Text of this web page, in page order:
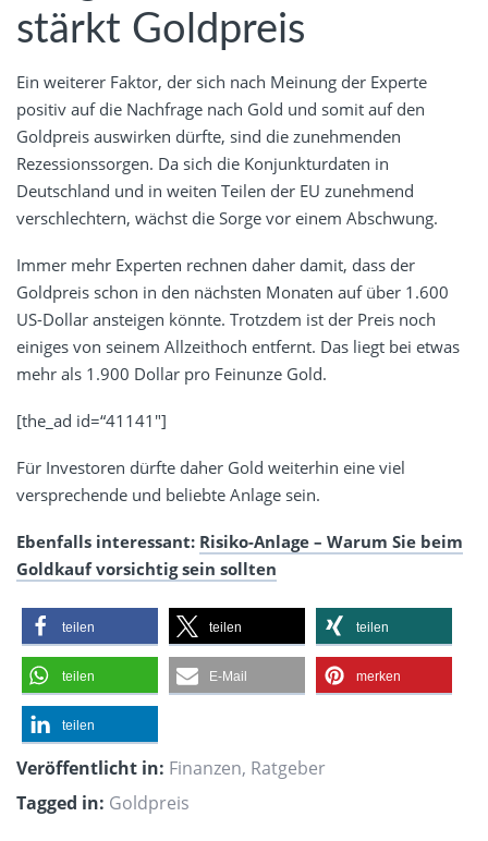
stärkt Goldpreis
Ein weiterer Faktor, der sich nach Meinung der Experte
positiv auf die Nachfrage nach Gold und somit auf den
Goldpreis auswirken dürfte, sind die zunehmenden
Rezessionssorgen. Da sich die Konjunkturdaten in
Deutschland und in weiten Teilen der EU zunehmend
verschlechtern, wächst die Sorge vor einem Abschwung.
Immer mehr Experten rechnen daher damit, dass der
Goldpreis schon in den nächsten Monaten auf über 1.600
US-Dollar ansteigen könnte. Trotzdem ist der Preis noch
einiges von seinem Allzeithoch entfernt. Das liegt bei etwas
mehr als 1.900 Dollar pro Feinunze Gold.
[the_ad id=“41141″]
Für Investoren dürfte daher Gold weiterhin eine viel
versprechende und beliebte Anlage sein.
Ebenfalls interessant: Risiko-Anlage – Warum Sie beim
Goldkauf vorsichtig sein sollten
teilen teilen teilen
teilen E-Mail merken
teilen
Veröffentlicht in: Finanzen, Ratgeber
Tagged in: Goldpreis